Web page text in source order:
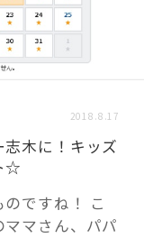
用事例
ノベ事例
2018.8.17
木に！キッズ
☆
ですね！ こ
マさん、パパ